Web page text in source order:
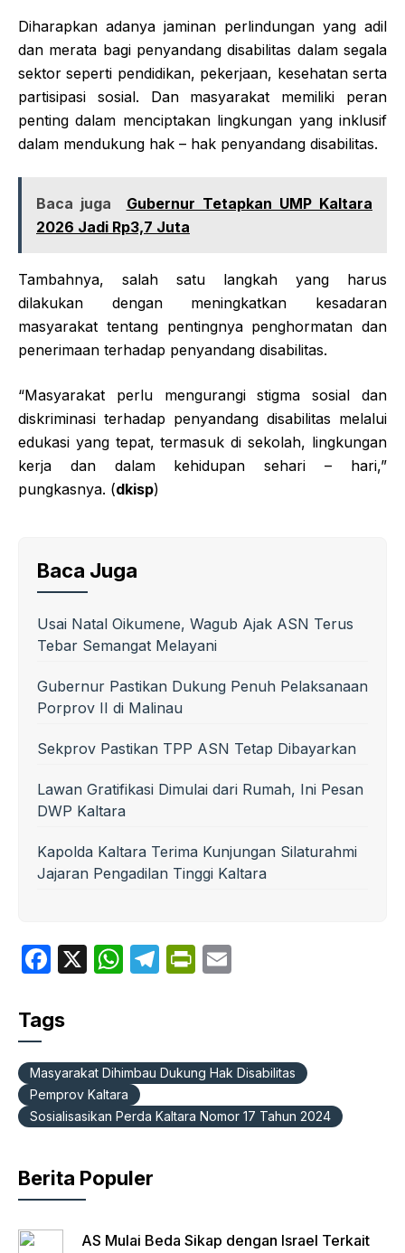
Diharapkan adanya jaminan perlindungan yang adil
dan merata bagi penyandang disabilitas dalam segala
sektor seperti pendidikan, pekerjaan, kesehatan serta
partisipasi sosial. Dan masyarakat memiliki peran
penting dalam menciptakan lingkungan yang inklusif
dalam mendukung hak – hak penyandang disabilitas.
Baca juga
Gubernur Tetapkan UMP Kaltara
2026 Jadi Rp3,7 Juta
Tambahnya, salah satu langkah yang harus
dilakukan dengan meningkatkan kesadaran
masyarakat tentang pentingnya penghormatan dan
penerimaan terhadap penyandang disabilitas.
“Masyarakat perlu mengurangi stigma sosial dan
diskriminasi terhadap penyandang disabilitas melalui
edukasi yang tepat, termasuk di sekolah, lingkungan
kerja dan dalam kehidupan sehari – hari,”
pungkasnya. (dkisp)
Baca Juga
Usai Natal Oikumene, Wagub Ajak ASN Terus
Tebar Semangat Melayani
Gubernur Pastikan Dukung Penuh Pelaksanaan
Porprov II di Malinau
Sekprov Pastikan TPP ASN Tetap Dibayarkan
Lawan Gratifikasi Dimulai dari Rumah, Ini Pesan
DWP Kaltara
Kapolda Kaltara Terima Kunjungan Silaturahmi
Jajaran Pengadilan Tinggi Kaltara
F
c
b
o
o
k
X
W
A
p
p
T
a
m
P
ie
n
dl
Tags
Masyarakat Dihimbau Dukung Hak Disabilitas
Pemprov Kaltara
Sosialisasikan Perda Kaltara Nomor 17 Tahun 2024
Berita Populer
AS Mulai Beda Sikap dengan Israel Terkait